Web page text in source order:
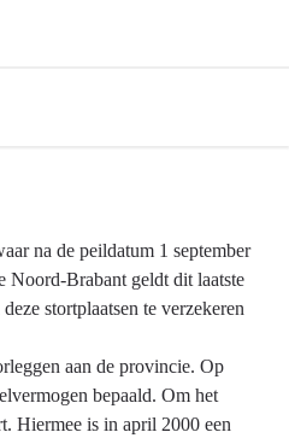
na de peildatum 1 september
Noord-Brabant geldt dit laatste
stortplaatsen te verzekeren
aan de provincie. Op
bepaald. Om het
Hiermee is in april 2000 een